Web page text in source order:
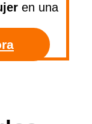
en una